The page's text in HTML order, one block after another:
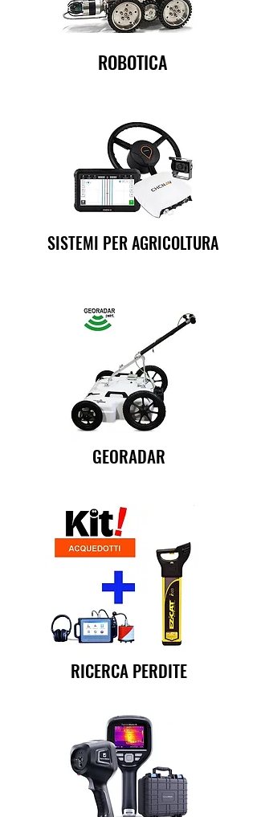
ROBOTICA
SISTEMI PER AGRICOLTURA
GEORADAR
RICERCA PERDITE